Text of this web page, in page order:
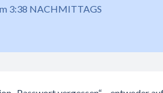
3:38 NACHMITTAGS